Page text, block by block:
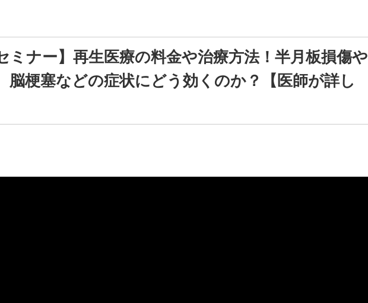
ミナー】再生医療の料金や治療方法！半月板損傷や
脳梗塞などの症状にどう効くのか？【医師が詳し